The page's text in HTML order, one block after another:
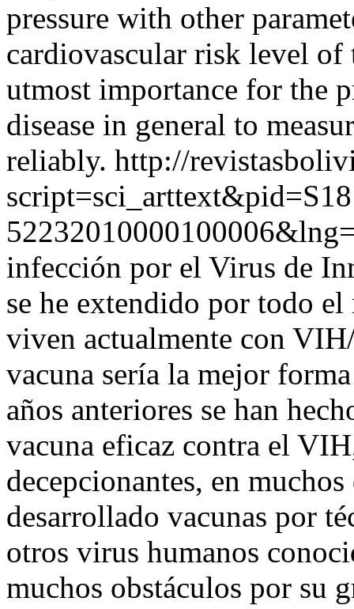
pressure with other
cardiovascular risk level
utmost importance for the
disease in general to
reliably. http://
infección por el Virus de
se he extendido por todo
viven actualmente con
vacuna sería la mejor
años anteriores se han
vacuna eficaz contra el
decepcionantes, en
desarrollado vacunas por
otros virus humanos
muchos obstáculos por su